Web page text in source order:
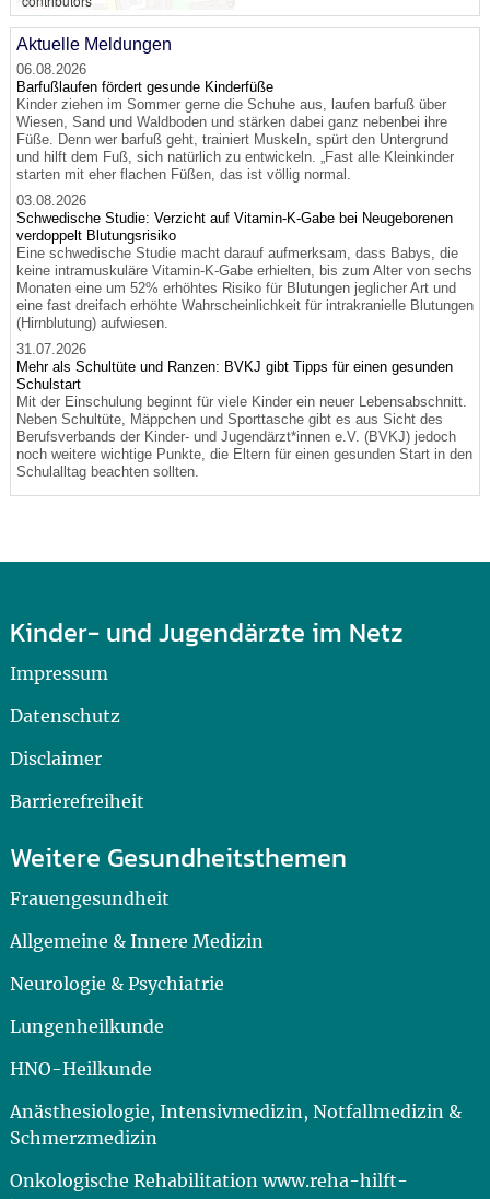
Aktuelle Meldungen
06.08.2026
Barfußlaufen fördert gesunde Kinderfüße
Kinder ziehen im Sommer gerne die Schuhe aus, laufen barfuß über
Wiesen, Sand und Waldboden und stärken dabei ganz nebenbei ihre
Füße. Denn wer barfuß geht, trainiert Muskeln, spürt den Untergrund
und hilft dem Fuß, sich natürlich zu entwickeln. „Fast alle Kleinkinder
starten mit eher flachen Füßen, das ist völlig normal.
03.08.2026
Schwedische Studie: Verzicht auf Vitamin-K-Gabe bei Neugeborenen
verdoppelt Blutungsrisiko
Eine schwedische Studie macht darauf aufmerksam, dass Babys, die
keine intramuskuläre Vitamin-K-Gabe erhielten, bis zum Alter von sechs
Monaten eine um 52% erhöhtes Risiko für Blutungen jeglicher Art und
eine fast dreifach erhöhte Wahrscheinlichkeit für intrakranielle Blutungen
(Hirnblutung) aufwiesen.
31.07.2026
Mehr als Schultüte und Ranzen: BVKJ gibt Tipps für einen gesunden
Schulstart
Mit der Einschulung beginnt für viele Kinder ein neuer Lebensabschnitt.
Neben Schultüte, Mäppchen und Sporttasche gibt es aus Sicht des
Berufsverbands der Kinder- und Jugendärzt*innen e.V. (BVKJ) jedoch
noch weitere wichtige Punkte, die Eltern für einen gesunden Start in den
Schulalltag beachten sollten.
Kinder- und Jugendärzte im Netz
Impressum
Datenschutz
Disclaimer
Barrierefreiheit
Weitere Gesundheitsthemen
Frauengesundheit
Allgemeine & Innere Medizin
Neurologie & Psychiatrie
Lungenheilkunde
HNO-Heilkunde
Anästhesiologie, Intensivmedizin, Notfallmedizin &
Schmerzmedizin
Onkologische Rehabilitation www.reha-hilft-